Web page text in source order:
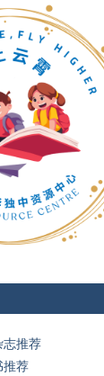
推荐
推荐